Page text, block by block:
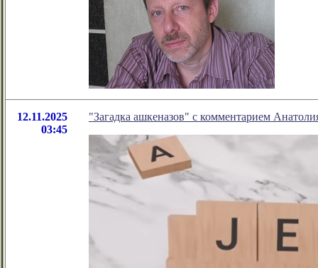
12.11.2025
03:45
"Загадка ашкеназов" с комментарием